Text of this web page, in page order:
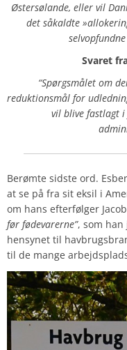
Østersølande, eller vil
det såkaldte
Svaretfra
“Spørgsmålet om
reduktionsmål for
vil blive fastlagt
Berømte sidste ord.
at se på fra sit eksil i
om hans efterfølger
før fødevarerne”, som
hensynet til
til de mange